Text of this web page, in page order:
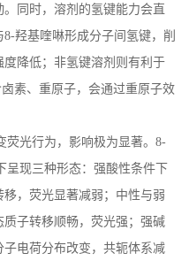
同时，溶剂的氢键能力会直
8-羟基喹啉形成分子间氢键，削
降低；非氢键溶剂则有利于
素、重原子，会通过重原子效
光行为，影响极为显著。 8-
下呈现三种形态：强酸性条件下
，荧光显著减弱；中性与弱
子转移顺畅，荧光强；强碱
电荷分布改变，共轭体系减